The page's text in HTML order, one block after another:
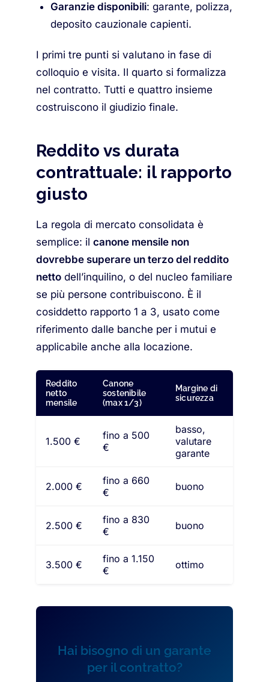
Garanzie disponibili: garante, polizza,
deposito cauzionale capienti.
I primi tre punti si valutano in fase di
colloquio e visita. Il quarto si formalizza
nel contratto. Tutti e quattro insieme
costruiscono il giudizio finale.
Reddito vs durata
contrattuale: il rapporto
giusto
La regola di mercato consolidata è
semplice: il canone mensile non
dovrebbe superare un terzo del reddito
netto dell’inquilino, o del nucleo familiare
se più persone contribuiscono. È il
cosiddetto rapporto 1 a 3, usato come
riferimento dalle banche per i mutui e
applicabile anche alla locazione.
Reddito
netto
mensile
Canone
sostenibile
(max 1/3)
Margine di
sicurezza
1.500 €
fino a 500
€
basso,
valutare
garante
2.000 €
fino a 660
€
buono
2.500 €
fino a 830
€
buono
3.500 €
fino a 1.150
€
ottimo
Hai bisogno di un garante
per il contratto?